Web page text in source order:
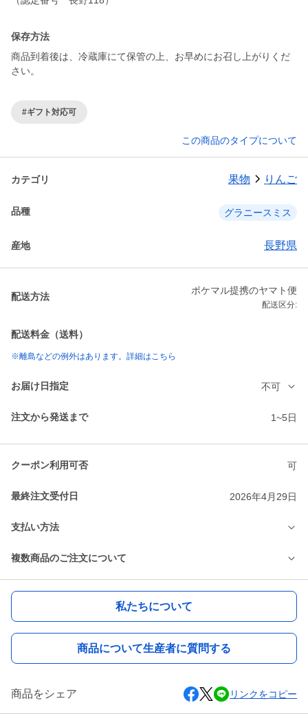
保存方法
商品到着後は、冷蔵庫にて保管の上、お早めにお召し上がりくだ
さい。
#ギフト対応可
この商品のタイプについて
カテゴリ 果物 りんご
品種 グラニースミス
産地 長野県
配送方法
ポケマル提携のヤマト便
配送区分:
配送料金（送料）
※離島などの例外はあります。詳細はこちら
お届け日指定 不可
注文から発送まで 1~5日
クーポン利用可否 可
最終注文受付日 2026年4月29日
支払い方法
複数商品のご注文について
私たちについて
商品について生産者に質問する
商品をシェア リンクをコピー